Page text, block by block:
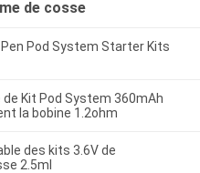
de cosse
Pod System Starter Kits
Kit Pod System 360mAh
la bobine 1.2ohm
des kits 3.6V de
2.5ml